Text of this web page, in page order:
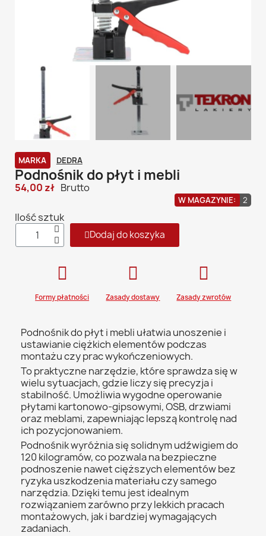
MARKA DEDRA
Podnośnik do płyt i mebli
54,00 zł Brutto
W MAGAZYNIE: 2
Ilość sztuk
Dodaj do koszyka
Formy płatności Zasady dostawy Zasady zwrotów
Podnośnik do płyt i mebli ułatwia unoszenie i
ustawianie ciężkich elementów podczas
montażu czy prac wykończeniowych.
To praktyczne narzędzie, które sprawdza się w
wielu sytuacjach, gdzie liczy się precyzja i
stabilność. Umożliwia wygodne operowanie
płytami kartonowo-gipsowymi, OSB, drzwiami
oraz meblami, zapewniając lepszą kontrolę nad
ich pozycjonowaniem.
Podnośnik wyróżnia się solidnym udźwigiem do
120 kilogramów, co pozwala na bezpieczne
podnoszenie nawet cięższych elementów bez
ryzyka uszkodzenia materiału czy samego
narzędzia. Dzięki temu jest idealnym
rozwiązaniem zarówno przy lekkich pracach
montażowych, jak i bardziej wymagających
zadaniach.